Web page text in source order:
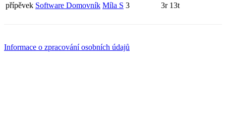
přípěvek Software Domovník Míla S 3 3r 13t
Informace o zpracování osobních údajů